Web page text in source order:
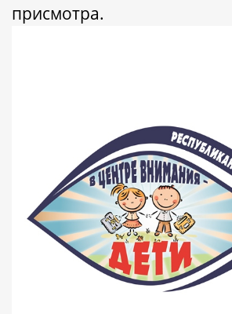
присмотра.